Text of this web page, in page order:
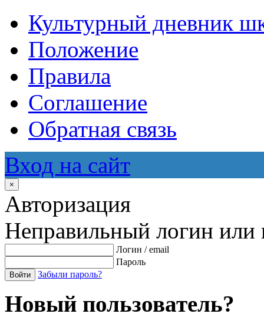
Культурный дневник
Положение
Правила
Соглашение
Обратная связь
Вход на сайт
×
Авторизация
Неправильный логин или
Логин / email
Пароль
Войти Забыли пароль?
Новый пользователь?